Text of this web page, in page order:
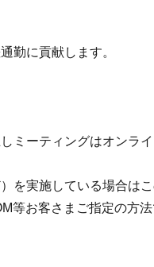
勤に貢献します。
ミーティングはオンラ
を実施している場合は
等お客さまご指定の方法